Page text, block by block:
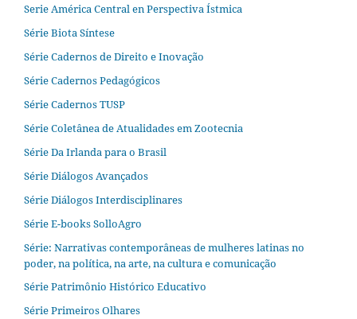
Serie América Central en Perspectiva Ístmica
Série Biota Síntese
Série Cadernos de Direito e Inovação
Série Cadernos Pedagógicos
Série Cadernos TUSP
Série Coletânea de Atualidades em Zootecnia
Série Da Irlanda para o Brasil
Série Diálogos Avançados
Série Diálogos Interdisciplinares
Série E-books SolloAgro
Série: Narrativas contemporâneas de mulheres latinas no
poder, na política, na arte, na cultura e comunicação
Série Patrimônio Histórico Educativo
Série Primeiros Olhares